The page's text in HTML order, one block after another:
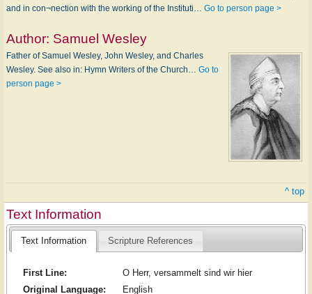
and in con¬nection with the working of the Instituti… Go to person page >
Author: Samuel Wesley
Father of Samuel Wesley, John Wesley, and Charles
Wesley. See also in: Hymn Writers of the Church… Go to
person page >
^ top
Text Information
Text Information Scripture References
First Line:
O Herr, versammelt sind wir hier
Original Language:
English